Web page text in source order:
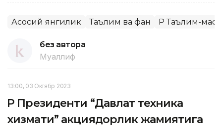
Асосий янгилик Таълим ва фан ҚР Таълим-
без автора
Муаллиф
13:00, 03 Октябр 2023
ҚР Президенти “Давлат техника
хизмати” акциядорлик жамиятига